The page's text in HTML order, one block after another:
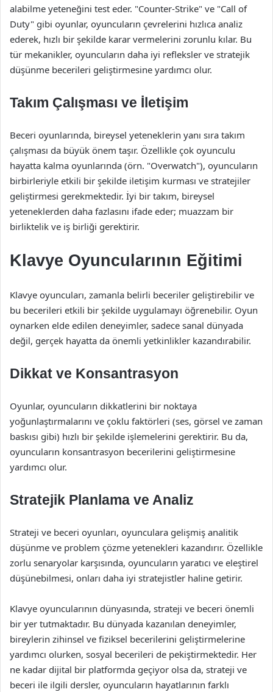
alabilme yeteneğini test eder. "Counter-Strike" ve "Call of
Duty" gibi oyunlar, oyuncuların çevrelerini hızlıca analiz
ederek, hızlı bir şekilde karar vermelerini zorunlu kılar. Bu
tür mekanikler, oyuncuların daha iyi refleksler ve stratejik
düşünme becerileri geliştirmesine yardımcı olur.
Takım Çalışması ve İletişim
Beceri oyunlarında, bireysel yeteneklerin yanı sıra takım
çalışması da büyük önem taşır. Özellikle çok oyunculu
hayatta kalma oyunlarında (örn. "Overwatch"), oyuncuların
birbirleriyle etkili bir şekilde iletişim kurması ve stratejiler
geliştirmesi gerekmektedir. İyi bir takım, bireysel
yeteneklerden daha fazlasını ifade eder; muazzam bir
birliktelik ve iş birliği gerektirir.
Klavye Oyuncularının Eğitimi
Klavye oyuncuları, zamanla belirli beceriler geliştirebilir ve
bu becerileri etkili bir şekilde uygulamayı öğrenebilir. Oyun
oynarken elde edilen deneyimler, sadece sanal dünyada
değil, gerçek hayatta da önemli yetkinlikler kazandırabilir.
Dikkat ve Konsantrasyon
Oyunlar, oyuncuların dikkatlerini bir noktaya
yoğunlaştırmalarını ve çoklu faktörleri (ses, görsel ve zaman
baskısı gibi) hızlı bir şekilde işlemelerini gerektirir. Bu da,
oyuncuların konsantrasyon becerilerini geliştirmesine
yardımcı olur.
Stratejik Planlama ve Analiz
Strateji ve beceri oyunları, oyunculara gelişmiş analitik
düşünme ve problem çözme yetenekleri kazandırır. Özellikle
zorlu senaryolar karşısında, oyuncuların yaratıcı ve eleştirel
düşünebilmesi, onları daha iyi stratejistler haline getirir.
Klavye oyuncularının dünyasında, strateji ve beceri önemli
bir yer tutmaktadır. Bu dünyada kazanılan deneyimler,
bireylerin zihinsel ve fiziksel becerilerini geliştirmelerine
yardımcı olurken, sosyal becerileri de pekiştirmektedir. Her
ne kadar dijital bir platformda geçiyor olsa da, strateji ve
beceri ile ilgili dersler, oyuncuların hayatlarının farklı